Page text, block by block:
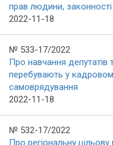
прав людини,
2022-11-18
№ 533-17/2022
Про навчання депутатів
перебувають у
самоврядування
2022-11-18
№ 532-17/2022
Про регіональну цільову